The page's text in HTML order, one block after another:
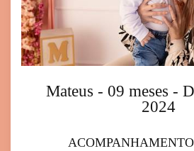
Mateus - 09 meses -
2024